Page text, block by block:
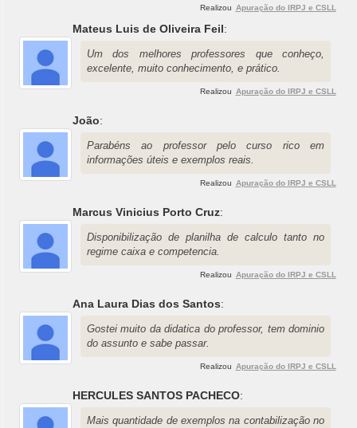
Realizou Apuração do IRPJ e CSLL
Mateus Luis de Oliveira Feil:
Um dos melhores professores que conheço,
excelente, muito conhecimento, e prático.
Realizou Apuração do IRPJ e CSLL
João:
Parabéns ao professor pelo curso rico em
informações úteis e exemplos reais.
Realizou Apuração do IRPJ e CSLL
Marcus Vinicius Porto Cruz:
Disponibilização de planilha de calculo tanto no
regime caixa e competencia.
Realizou Apuração do IRPJ e CSLL
Ana Laura Dias dos Santos:
Gostei muito da didatica do professor, tem dominio
do assunto e sabe passar.
Realizou Apuração do IRPJ e CSLL
HERCULES SANTOS PACHECO:
Mais quantidade de exemplos na contabilização no